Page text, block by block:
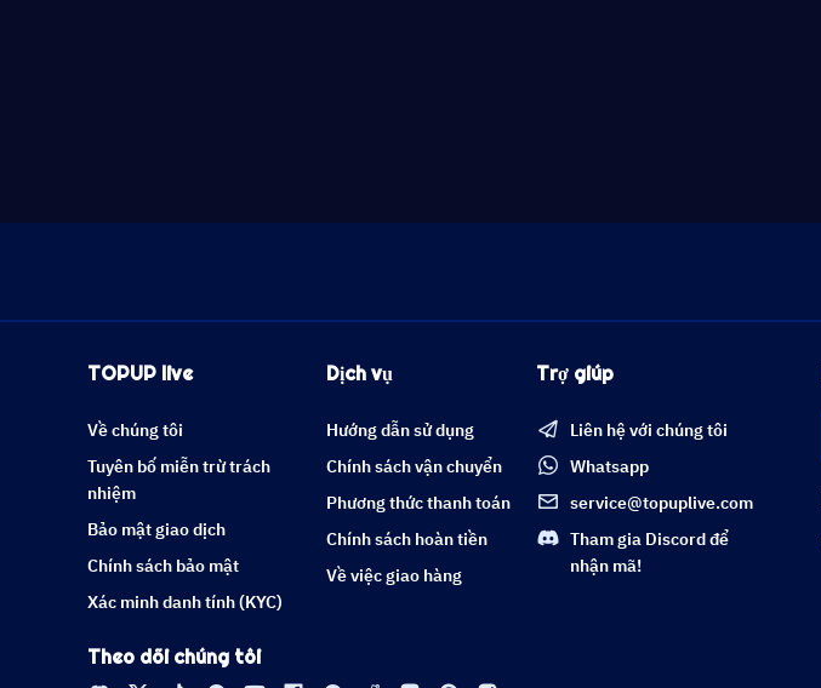
TOPUP live
Về chúng tôi
Tuyên bố miễn trừ trách
nhiệm
Bảo mật giao dịch
Chính sách bảo mật
Xác minh danh tính (KYC)
Dịch vụ
Hướng dẫn sử dụng
Chính sách vận chuyển
Phương thức thanh toán
Chính sách hoàn tiền
Về việc giao hàng
Trợ giúp
Liên hệ với chúng tôi
Whatsapp
service@topuplive.com
Tham gia Discord để
nhận mã!
Theo dõi chúng tôi